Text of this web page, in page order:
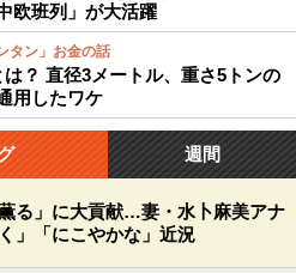
欧班列」が大活躍
タン」お金の話
は？ 直径3メートル、重さ5トンの
用したワケ
週間
る」に大貢献…妻・水卜麻美アナ
」「にこやかな」近況